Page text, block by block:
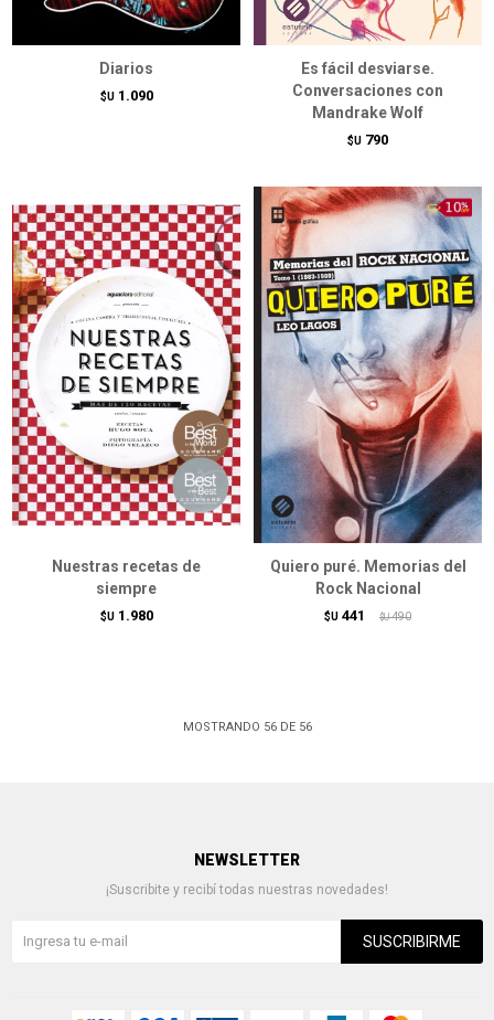
Diarios
$U 1.090
Es fácil desviarse.
Conversaciones con
Mandrake Wolf
$U 790
Nuestras recetas de
siempre
$U 1.980
Quiero puré. Memorias del
Rock Nacional
$U 441 $U 490
MOSTRANDO 56DE 56
NEWSLETTER
¡Suscribite y recibí todas nuestras novedades!
SUSCRIBIRME